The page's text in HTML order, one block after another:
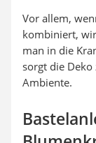
Vor allem,
kombiniert,
man in die
sorgt die
Ambiente.